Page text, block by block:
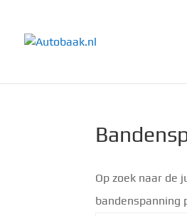
Op zoek naar de
bandenspanning